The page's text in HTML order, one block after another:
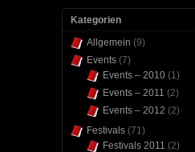
Kategorien
Allgemein (9)
Events (7)
Events – 2010 (1)
Events – 2011 (2)
Events – 2012 (2)
Festivals (71)
Festivals 2011 (2)